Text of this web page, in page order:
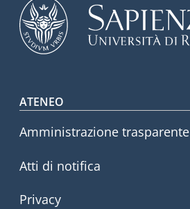
Footer menu
ATENEO
Amministrazione trasparente
Atti di notifica
Privacy